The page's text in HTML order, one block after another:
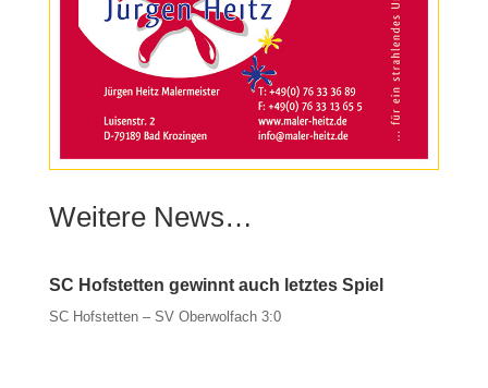
Weitere News…
SC Hofstetten gewinnt auch letztes Spiel
SC Hofstetten – SV Oberwolfach 3:0